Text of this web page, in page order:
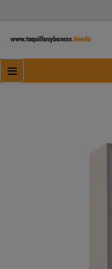
Navegación
de
☰